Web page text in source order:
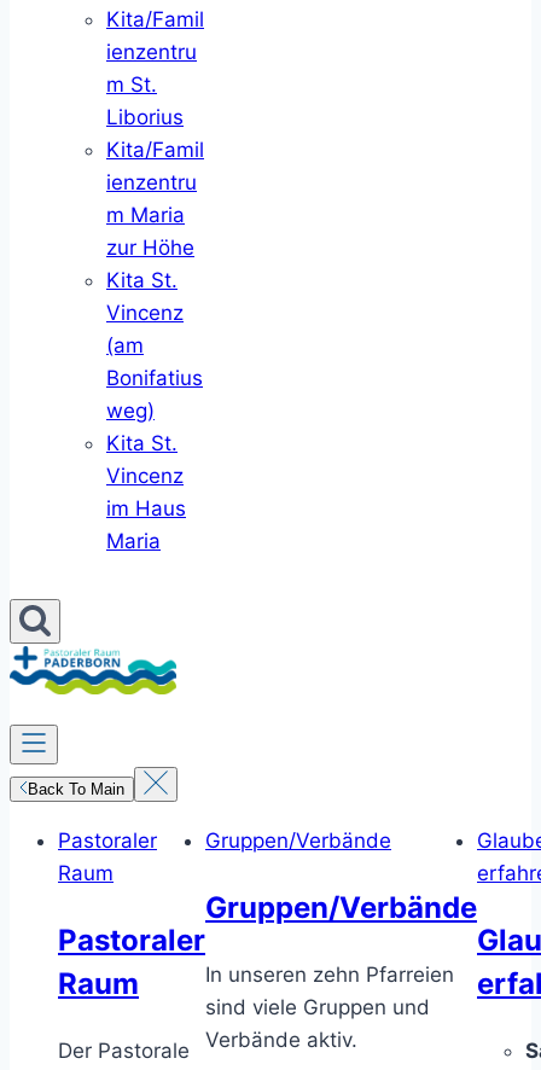
Kita/Famil
ienzentru
m St.
Liborius
Kita/Famil
ienzentru
m Maria
zur Höhe
Kita St.
Vincenz
(am
Bonifatius
weg)
Kita St.
Vincenz
im Haus
Maria
Back To Main
Pastoraler
Raum
Pastoraler
Raum
Der Pastorale
Gruppen/Verbände
Gruppen/Verbände
In unseren zehn Pfarreien
sind viele Gruppen und
Verbände aktiv.